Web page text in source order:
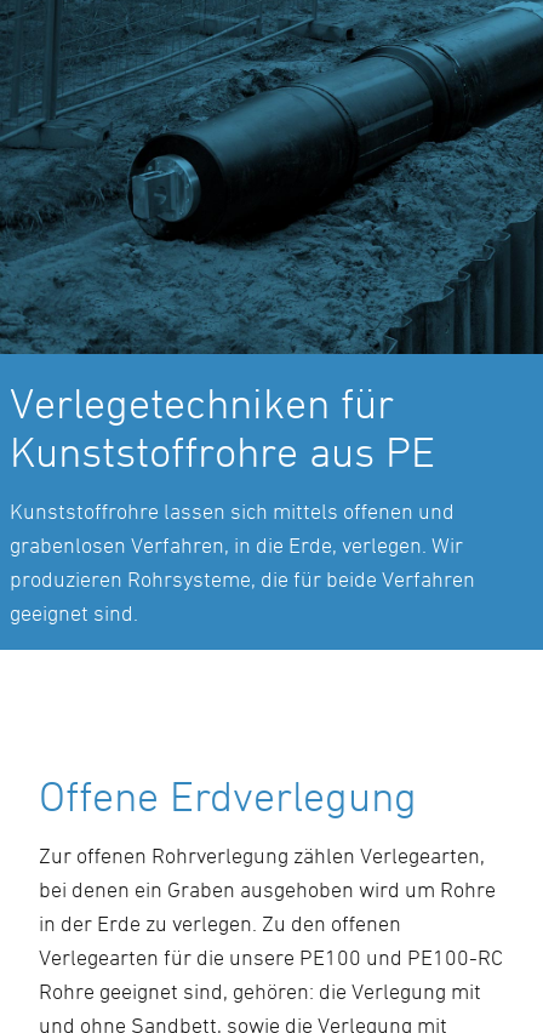
Verlegetechniken für
Kunststoffrohre aus PE
Kunststoffrohre lassen sich mittels offenen und
grabenlosen Verfahren, in die Erde, verlegen. Wir
produzieren Rohrsysteme, die für beide Verfahren
geeignet sind.
Offene Erdverlegung
Zur offenen Rohrverlegung zählen Verlegearten,
bei denen ein Graben ausgehoben wird um Rohre
in der Erde zu verlegen. Zu den offenen
Verlegearten für die unsere PE100 und PE100-RC
Rohre geeignet sind, gehören: die Verlegung mit
und ohne Sandbett, sowie die Verlegung mit